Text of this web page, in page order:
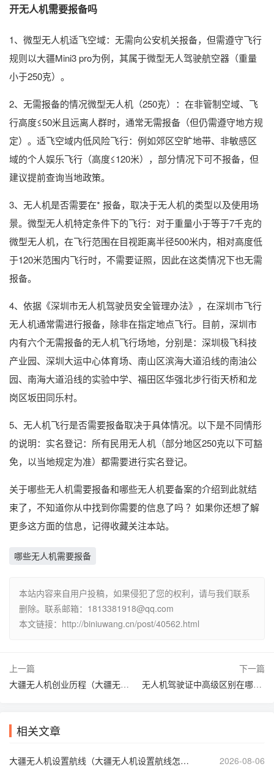
开无人机需要报备吗
1、微型无人机适飞空域：无需向公安机关报备，但需遵守飞行
规则以大疆Mini3 pro为例，其属于微型无人驾驶航空器（重量
小于250克）。
2、无需报备的情况微型无人机（250克）：在非管制空域、飞
行高度≤50米且远离人群时，通常无需报备（但仍需遵守地方规
定）。适飞空域内低风险飞行：例如郊区空旷地带、非敏感区
域的个人娱乐飞行（高度≤120米），部分情况下可不报备，但
建议提前查询当地政策。
3、无人机是否需要在* 报备，取决于无人机的类型以及使用场
景。微型无人机特定条件下的飞行：对于重量小于等于7千克的
微型无人机，在飞行范围在目视距离半径500米内，相对高度低
于120米范围内飞行时，不需要证照，因此在这类情况下也无需
报备。
4、依据《深圳市无人机驾驶员安全管理办法》，在深圳市飞行
无人机通常需进行报备，除非在指定地点飞行。目前，深圳市
内有六个无需报备的无人机飞行场地，分别是：深圳极飞科技
产业园、深圳大运中心体育场、南山区滨海大道沿线的南油公
园、南海大道沿线的实验中学、福田区华强北步行街天桥和龙
岗区坂田同乐村。
5、无人机飞行是否需要报备取决于具体情况。以下是不同情形
的说明：实名登记：所有民用无人机（部分地区250克以下可豁
免，以当地规定为准）都需要进行实名登记。
关于哪些无人机需要报备和哪些无人机要备案的介绍到此就结
束了，不知道你从中找到你需要的信息了吗 ？如果你还想了解
更多这方面的信息，记得收藏关注本站。
哪些无人机需要报备
本站内容来自用户投稿，如果侵犯了您的权利，请与我们联系
删除。联系邮箱：1813381918@qq.com
本文链接：http://biniuwang.cn/post/40562.html
上一篇
大疆无人机创业历程（大疆无人机创业故事）
下一篇
无人机驾驶证中高级区别在哪（无人机驾驶证分几种）
相关文章
大疆无人机设置航线（大疆无人机设置航线怎么自动避开禁飞区）
2026-08-06